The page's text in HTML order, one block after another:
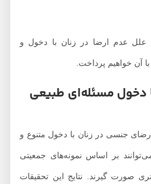
عدم ارضا در زنان با دخول و
خواهیم پرداخت.
مسئله‌ای طبیعی
جنسی در زنان با دخول متنوع و
بر اساس نمونه‌های جمعیتی
گیرند. نتایج این تحقیقات